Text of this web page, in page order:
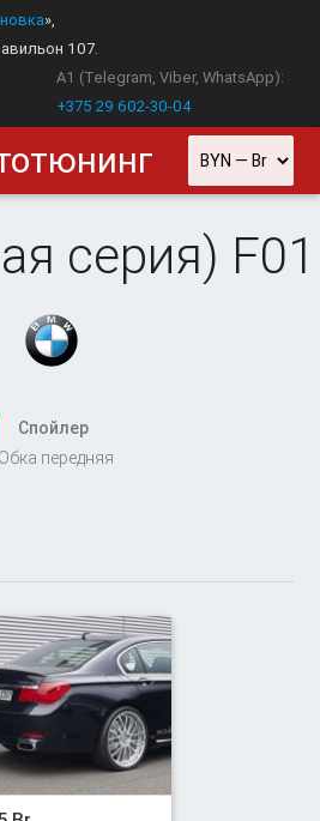
»,
107.
A1 (Telegram, Viber, WhatsApp):
+375 29 602-30-04
серия) F01
Спойлер
передняя